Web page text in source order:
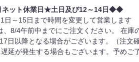
ット休業日★土日及び12～14日◆◆
日～15日まで時間を変更して営業します
8/4午前中までにご注文ください。 在
日以降となる場合がございます。（注文
延が発生する場合もございます。予めご